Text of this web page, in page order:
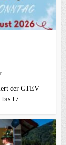
der GTEV
17...